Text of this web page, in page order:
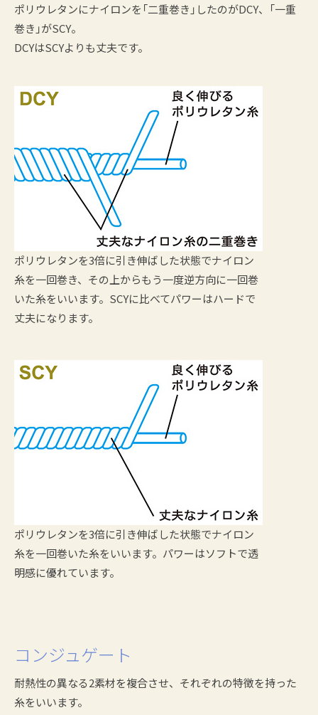
ポリウレタンにナイロンを「二重巻き」したのがDCY、「一重
巻き」がSCY。
DCYはSCYよりも丈夫です。
ポリウレタンを3倍に引き伸ばした状態でナイロン
糸を一回巻き、その上からもう一度逆方向に一回巻
いた糸をいいます。SCYに比べてパワーはハードで
丈夫になります。
ポリウレタンを3倍に引き伸ばした状態でナイロン
糸を一回巻いた糸をいいます。パワーはソフトで透
明感に優れています。
コンジュゲート
耐熱性の異なる2素材を複合させ、それぞれの特徴を持った
糸をいいます。